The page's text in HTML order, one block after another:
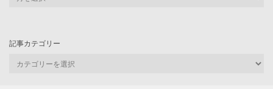
記事カテゴリー